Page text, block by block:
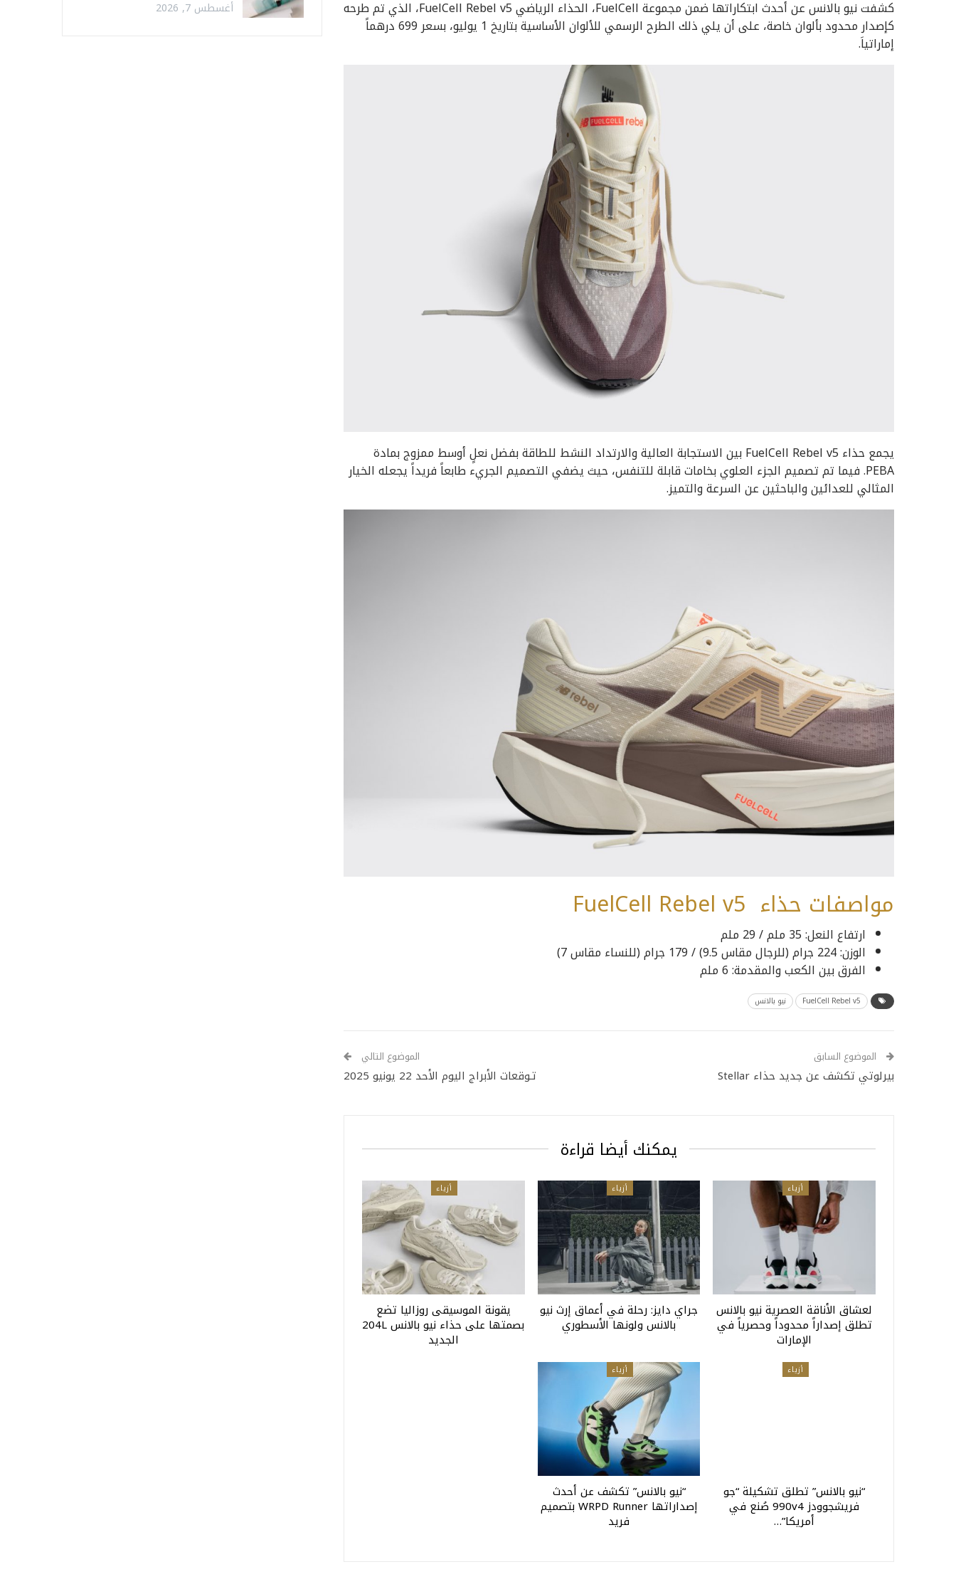
كشفت نيو بالانس عن أحدث ابتكاراتها ضمن مجموعة FuelCell، الحذاء الرياضي FuelCell Rebel v5، الذي تم طرحه
كإصدار محدود بألوان خاصة، على أن يلي ذلك الطرح الرسمي للألوان الأساسية بتاريخ 1 يوليو، بسعر 699 درهماً
إماراتياَ.
يجمع حذاء FuelCell Rebel v5 بين الاستجابة العالية والارتداد النشط للطاقة بفضل نعلٍ أوسط ممزوج بمادة
PEBA. فيما تم تصميم الجزء العلوي بخامات قابلة للتنفس، حيث يضفي التصميم الجريء طابعاً فريداً يجعله الخيار
المثالي للعدائين والباحثين عن السرعة والتميز.
مواصفات حذاء FuelCell Rebel v5
ارتفاع النعل: 35 ملم / 29 ملم
الوزن: 224 جرام (للرجال مقاس 9.5) / 179 جرام (للنساء مقاس 7)
الفرق بين الكعب والمقدمة: 6 ملم
FuelCell Rebel v5 نيو بالانس
الموضوع السابق
بيرلوتي تكشف عن جديد حذاء Stellar
الموضوع التالي
تـوقعات الأبراج اليوم الأحد 22 يونيو 2025
يمكنك أيضا قراءة
أزياء
لعشاق الأناقة العصرية نيو بالانس
تطلق إصداراً محدوداً وحصرياً في
الإمارات
أزياء
جراي دايز: رحلة في أعماق إرث نيو
بالانس ولونها الأسطوري
أزياء
يقونة الموسيقى روزاليا تضع
بصمتها على حذاء نيو بالانس 204L
الجديد
أزياء
“نيو بالانس” تطلق تشكيلة “جو
فريشجوودز 990v4 صُنع في
أمريكا”…
أزياء
“نيو بالانس” تكشف عن أحدث
إصداراتها WRPD Runner بتصميم
فريد
أغسطس 7, 2026